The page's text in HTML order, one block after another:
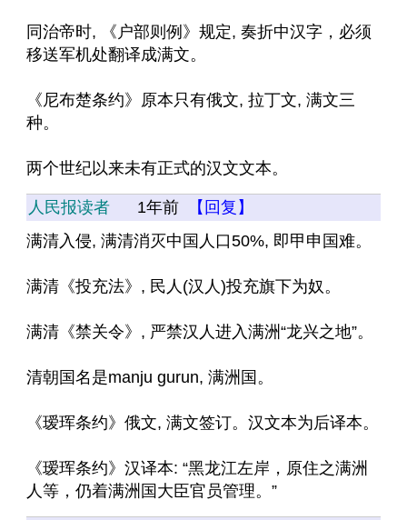
同治帝时, 《户部则例》规定, 奏折中汉字，必须
移送军机处翻译成满文。
《尼布楚条约》原本只有俄文, 拉丁文, 满文三
种。
两个世纪以来未有正式的汉文文本。
人民报读者 1年前
【回复】
满清入侵, 满清消灭中国人口50%, 即甲申国难。
满清《投充法》, 民人(汉人)投充旗下为奴。
满清《禁关令》, 严禁汉人进入满洲“龙兴之地”。
清朝国名是manju gurun, 满洲国。
《瑷珲条约》俄文, 满文签订。汉文本为后译本。
《瑷珲条约》汉译本: “黑龙江左岸，原住之满洲
人等，仍着满洲国大臣官员管理。”